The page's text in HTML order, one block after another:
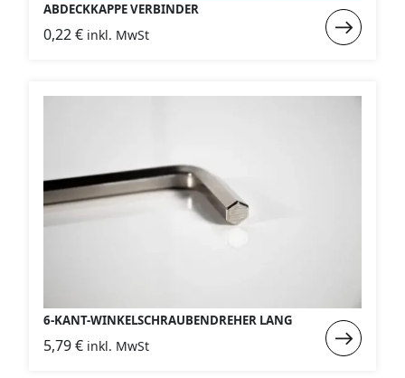
ABDECKKAPPE VERBINDER
0,22€ inkl. MwSt
:
6-KANT-WINKELSCHRAUBENDREHER LANG
5,79€ inkl. MwSt
: